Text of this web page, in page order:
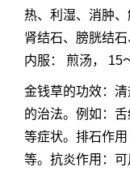
热、利湿、消肿、
肾结石、膀胱结
内服： 煎汤， 15
金钱草的功效：
的治法。例如：
等症状。排石作
等。抗炎作用：可